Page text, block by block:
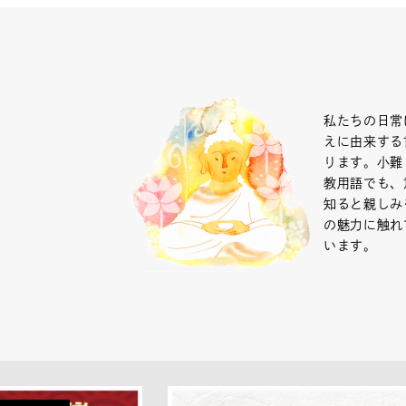
私たちの日
えに由来す
ります。小
教用語でも
知ると親し
の魅力に触
います。